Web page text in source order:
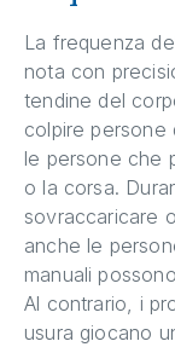
La frequenza
nota con
tendine del
colpire persone
le persone che
o la corsa.
sovraccaricare
anche le
manuali
Al contrario, i
usura giocano